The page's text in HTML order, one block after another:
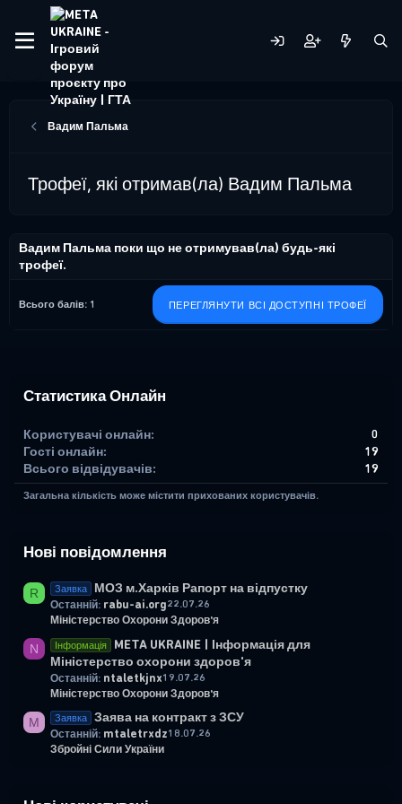
Вадим Пальма
Трофеї, які отримав(ла) Вадим Пальма
Вадим Пальма поки що не отримував(ла) будь-які
трофеї.
Всього балів: 1 ПЕРЕГЛЯНУТИ ВСІ ДОСТУПНІ ТРОФЕЇ
Статистика Онлайн
Користувачі онлайн
0
Гості онлайн
19
Всього відвідувачів
19
Загальна кількість може містити прихованих користувачів.
Нові повідомлення
R Заявка МОЗ м.Харків Рапорт на відпустку
Останній: rabu-ai.org22.07.26
Міністерство Охорони Здоров'я
N Інформація
META UKRAINE | Інформація для
Міністерство охорони здоров'я
Останній: ntaletkjnx19.07.26
Міністерство Охорони Здоров'я
M Заявка Заява на контракт з ЗСУ
Останній: mtaletrxdz18.07.26
Збройні Сили України